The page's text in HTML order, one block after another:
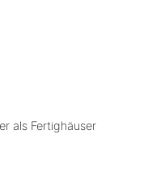
als Fertighäuser